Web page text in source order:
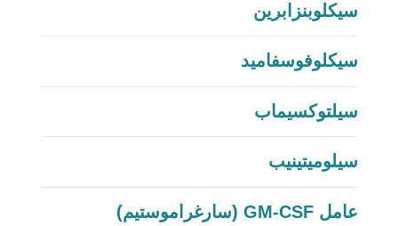
سيكلوبنزابرين
سيكلوفوسفاميد
سيلتوكسيماب
سيلوميتينيب
عامل GM-CSF (سارغراموستيم)